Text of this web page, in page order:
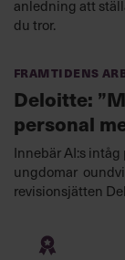
anledning att
du tror.
Framtidens
Deloitte:
personal
Innebär AI:s
ungdomar
revisionsjätten